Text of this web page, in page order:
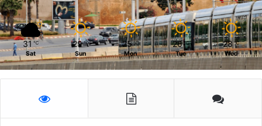
ف
ا
ف
ي
ش
و
ا
ا
31 ℃
Sat
29 ℃
Sun
25 ℃
Mon
26 ℃
Tue
28 ℃
Wed